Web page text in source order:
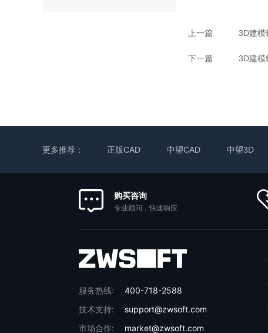
上一篇 3D建模
下一篇 3D建模
更多推荐： 正版CAD 中望CAD 中望3D
购买咨询
专业顾问，快速响应
服务热线:
400-718-2588
技术支持:
support@zwsoft.com
市场合作:
market@zwsoft.com